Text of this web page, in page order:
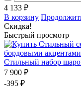
4 133 ₽
В корзину
Скидка!
Быстрый просмотр
Стильный набор
7 900 ₽
-395 ₽